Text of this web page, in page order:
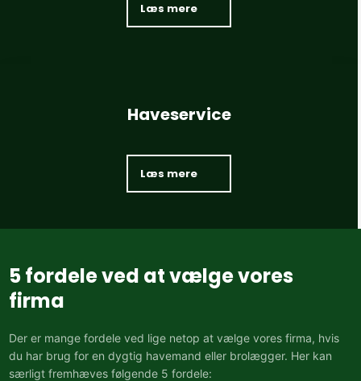
Læs mere​
Haveservice
Læs mere​
5 fordele ved at vælge vores
firma
Der er mange fordele ved lige netop at vælge vores firma, hvis
du har brug for en dygtig havemand eller brolægger. ​Her kan
særligt fremhæves følgende 5 fordele:​